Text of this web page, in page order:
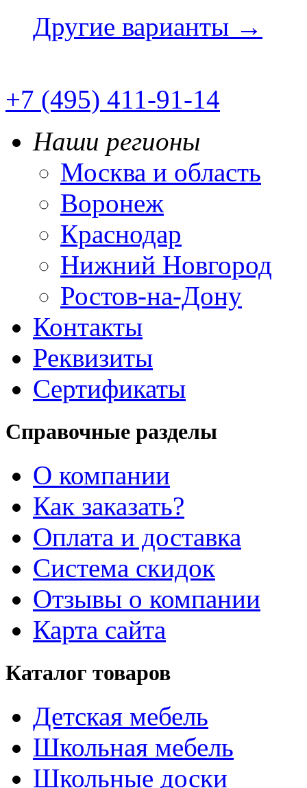
Другие варианты →
+7 (495) 411-91-14
Наши регионы
Москва и область
Воронеж
Краснодар
Нижний Новгород
Ростов-на-Дону
Контакты
Реквизиты
Сертификаты
Справочные разделы
О компании
Как заказать?
Оплата и доставка
Система скидок
Отзывы о компании
Карта сайта
Каталог товаров
Детская мебель
Школьная мебель
Школьные доски